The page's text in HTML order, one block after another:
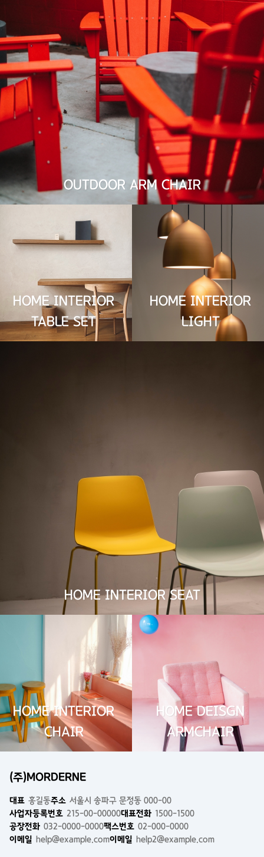
OUTDOOR ARM CHAIR
HOME INTERIOR
TABLE SET
HOME INTERIOR
LIGHT
HOME INTERIOR SEAT
HOME INTERIOR
CHAIR
HOME DEISGN
ARMCHAIR
(주)MORDERNE
대표 홍길동주소 서울시 송파구 문정동 000-00
사업자등록번호 215-00-00000대표전화 1500-1500
공장전화 032-0000-0000팩스번호 02-000-0000
이메일 help@example.com이메일 help2@example.com